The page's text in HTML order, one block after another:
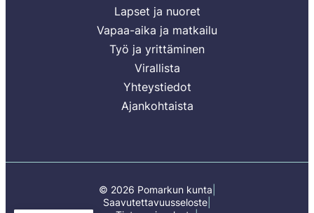
Lapset ja nuoret
Vapaa-aika ja matkailu
Työ ja yrittäminen
Virallista
Yhteystiedot
Ajankohtaista
© 2026 Pomarkun kunta
Saavutettavuusseloste